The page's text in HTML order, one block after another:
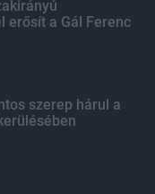
erősít a Gál Ferenc
szerep hárul a